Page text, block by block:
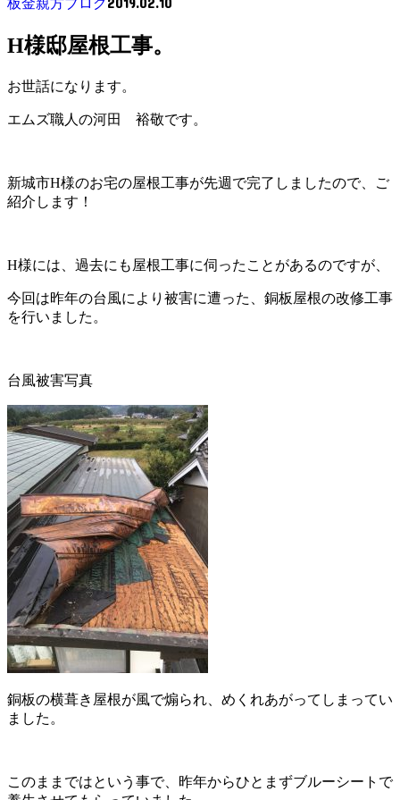
板金親方ブログ
H様邸屋根工事。
お世話になります。
エムズ職人の河田 裕敬です。
新城市H様のお宅の屋根工事が先週で完了しましたので、ご
紹介します！
H様には、過去にも屋根工事に伺ったことがあるのですが、
今回は昨年の台風により被害に遭った、銅板屋根の改修工事
を行いました。
台風被害写真
銅板の横葺き屋根が風で煽られ、めくれあがってしまってい
ました。
このままではという事で、昨年からひとまずブルーシートで